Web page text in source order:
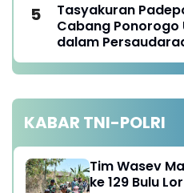
Tasyakuran
Cabang Ponorogo
dalam
Keikhlasan dan
Tanggungjawab
KABAR TNI-POLRI
Tim Wasev
ke 129 Bulu